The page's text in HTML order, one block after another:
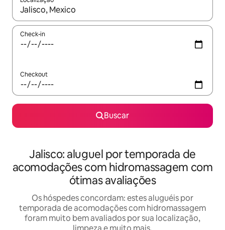
Quando os resultados estiverem disponíveis, explore-os
Check-in
Checkout
Buscar
Jalisco: aluguel por temporada de
acomodações com hidromassagem com
ótimas avaliações
Os hóspedes concordam: estes aluguéis por
temporada de acomodações com hidromassagem
foram muito bem avaliados por sua localização,